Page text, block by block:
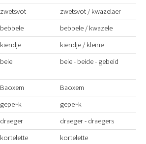
zwetsvot
zwetsvot / kwazelaer
bebbele
bebbele / kwazele
kiendje
kiendje / kleine
beie beie - beide - gebeid
Baoxem
Baoxem
gepe~k
gepe~k
draeger
draeger - draegers
kortelette
kortelette